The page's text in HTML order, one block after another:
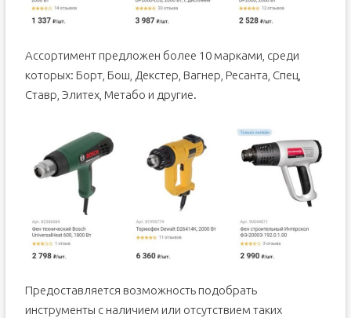
Ассортимент предложен более 10 марками, среди
которых: Борт, Бош, Декстер, Вагнер, Ресанта, Спец,
Ставр, Элитех, Метабо и другие.
Предоставляется возможность подобрать
инструменты с наличием или отсутствием таких